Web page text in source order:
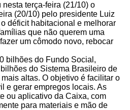
terça-feira (21/10) o
(20/10) pelo presidente Luiz
déficit habitacional e melhorar
que não querem uma
um cômodo novo, rebocar
bilhões do Fundo Social,
do Sistema Brasileiro de
altas. O objetivo é facilitar o
e gerar empregos locais. As
ou aplicativo da Caixa, com
para materiais e mão de